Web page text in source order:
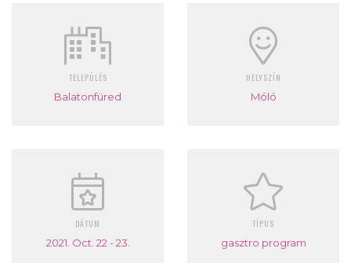
TELEPÜLÉS
Balatonfüred
HELYSZÍN
Móló
DÁTUM
2021. Oct. 22 - 23.
TÍPUS
gasztro program